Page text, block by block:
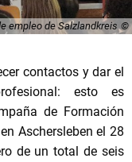
empleo de Salzlandkreis
contactos y dar el
esto es
de Formación
Aschersleben el 28
de un total de seis